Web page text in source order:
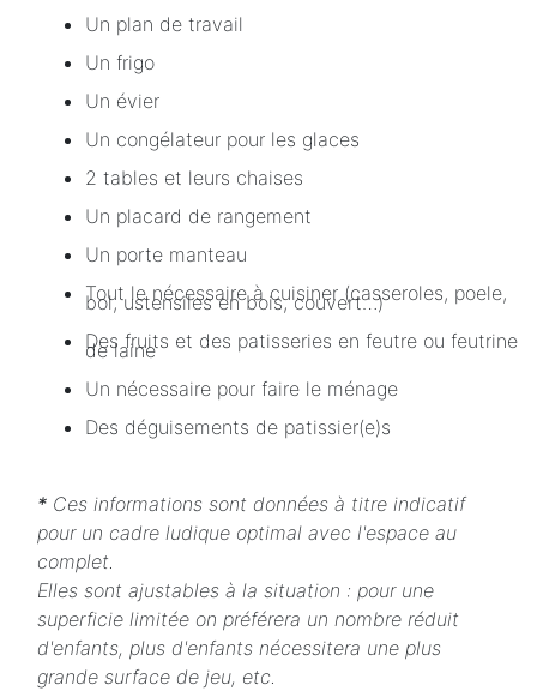
Un plan de travail
Un frigo
Un évier
Un congélateur pour les glaces
2 tables et leurs chaises
Un placard de rangement
Un porte manteau
Tout le nécessaire à cuisiner (casseroles, poele,
bol, ustensiles en bois, couvert…)
Des fruits et des patisseries en feutre ou feutrine
de laine
Un nécessaire pour faire le ménage
Des déguisements de patissier(e)s
* Ces informations sont données à titre indicatif
pour un cadre ludique optimal avec l'espace au
complet.
Elles sont ajustables à la situation : pour une
superficie limitée on préférera un nombre réduit
d'enfants, plus d'enfants nécessitera une plus
grande surface de jeu, etc.